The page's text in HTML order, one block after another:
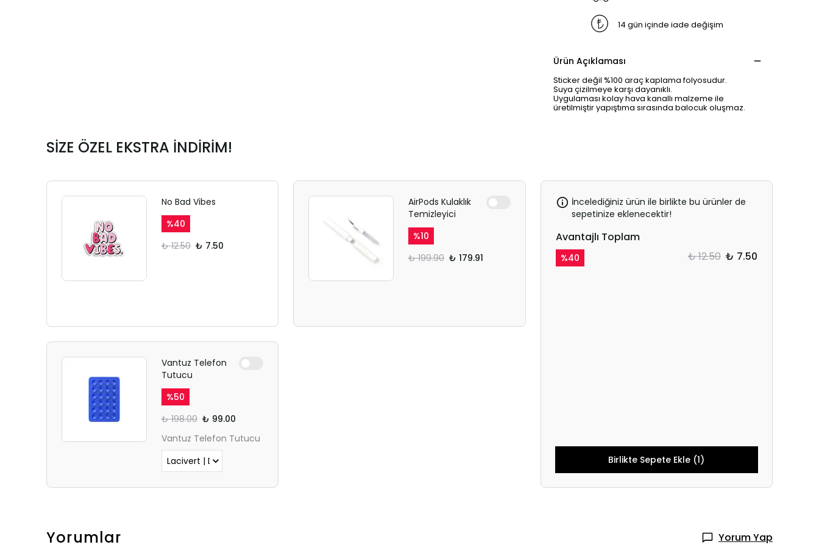
14 gün içinde iade değişim
Ürün Açıklaması
Sticker değil %100 araç kaplama folyosudur.
Suya çizilmeye karşı dayanıklı.
Uygulaması kolay hava kanallı malzeme ile
üretilmiştir yapıştıma sırasında balocuk oluşmaz.
SİZE ÖZEL EKSTRA İNDİRİM!
No Bad Vibes
%40
₺ 12.50 ₺ 7.50
AirPods Kulaklık
Temizleyici
%10
₺ 199.90 ₺ 179.91
Vantuz Telefon
Tutucu
%50
₺ 198.00 ₺ 99.00
Vantuz Telefon Tutucu
İncelediğiniz ürün ile birlikte bu ürünler de
sepetinize eklenecektir!
Avantajlı Toplam
%40 ₺ 12.50 ₺ 7.50
Birlikte Sepete Ekle (1)
Yorumlar
Yorum Yap